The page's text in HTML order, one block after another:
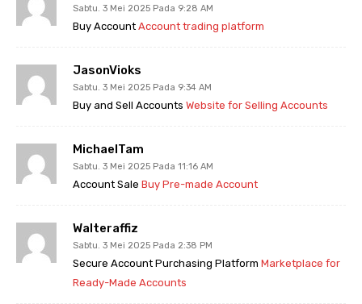
Sabtu. 3 Mei 2025 Pada 9:28 AM
Buy Account Account trading platform
JasonVioks
Sabtu. 3 Mei 2025 Pada 9:34 AM
Buy and Sell Accounts Website for Selling Accounts
MichaelTam
Sabtu. 3 Mei 2025 Pada 11:16 AM
Account Sale Buy Pre-made Account
Walteraffiz
Sabtu. 3 Mei 2025 Pada 2:38 PM
Secure Account Purchasing Platform Marketplace for
Ready-Made Accounts